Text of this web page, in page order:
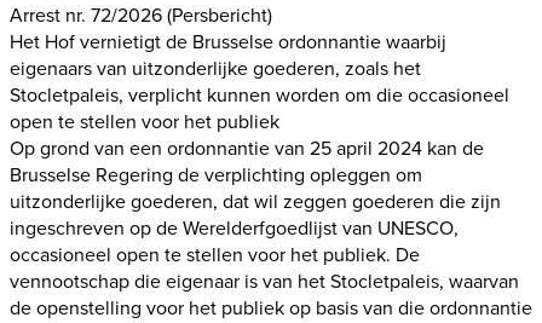
Arrest nr. 72/2026(Persbericht)
Het Hof vernietigt de Brusselse ordonnantie waarbij
eigenaars van uitzonderlijke goederen, zoals het
Stocletpaleis, verplicht kunnen worden om die occasioneel
open te stellen voor het publiek
Op grond van een ordonnantie van 25 april 2024 kan de
Brusselse Regering de verplichting opleggen om
uitzonderlijke goederen, dat wil zeggen goederen die zijn
ingeschreven op de Werelderfgoedlijst van UNESCO,
occasioneel open te stellen voor het publiek. De
vennootschap die eigenaar is van het Stocletpaleis, waarvan
de openstelling voor het publiek op basis van die ordonnantie